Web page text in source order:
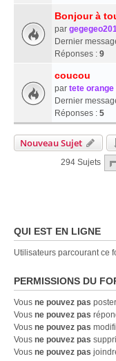
Bonjour à
par
Dernier
Réponses : 9
coucou
par tete orange
Dernier
Réponses : 5
Nouveau Sujet
294 Sujets
QUI EST EN LIGNE
Utilisateurs parcourant ce
PERMISSIONS DU
Vous ne pouvez pas
Vous ne pouvez pas
Vous ne pouvez pas
Vous ne pouvez pas
Vous ne pouvez pas